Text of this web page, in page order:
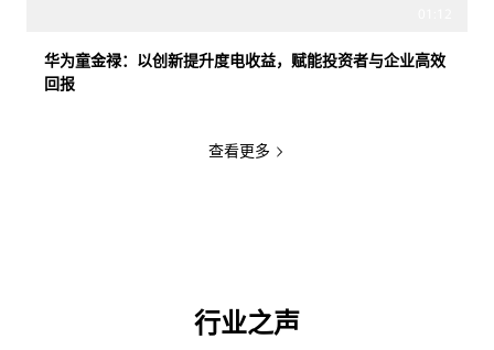
华为童金禄：以创新提升度电收益，赋能投资者与企业高效
回报
查看更多
行业之声